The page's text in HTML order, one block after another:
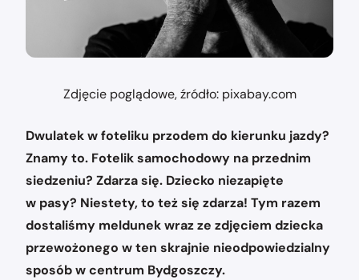
Zdjęcie poglądowe, źródło: pixabay.com
Dwulatek w foteliku przodem do kierunku jazdy?
Znamy to. Fotelik samochodowy na przednim
siedzeniu? Zdarza się. Dziecko niezapięte
w pasy? Niestety, to też się zdarza! Tym razem
dostaliśmy meldunek wraz ze zdjęciem dziecka
przewożonego w ten skrajnie nieodpowiedzialny
sposób w centrum Bydgoszczy.